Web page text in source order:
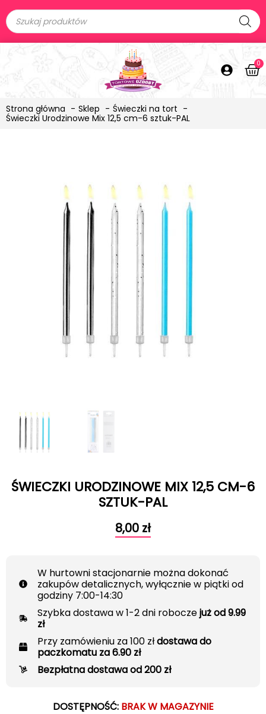
0
Strona główna Sklep
Świeczki na tort
Świeczki Urodzinowe Mix 12,5 cm-6 sztuk-PAL
ŚWIECZKI URODZINOWE MIX 12,5 CM-6
SZTUK-PAL
8,00 zł
W hurtowni stacjonarnie można dokonać
zakupów detalicznych, wyłącznie w piątki od
godziny 7:00-14:30
Szybka dostawa w 1-2 dni roboczejuż od 9.99
zł
Przy zamówieniu za 100 złdostawa do
paczkomatu za 6.90 zł
Bezpłatna dostawa od 200 zł
DOSTĘPNOŚĆ: BRAK W MAGAZYNIE